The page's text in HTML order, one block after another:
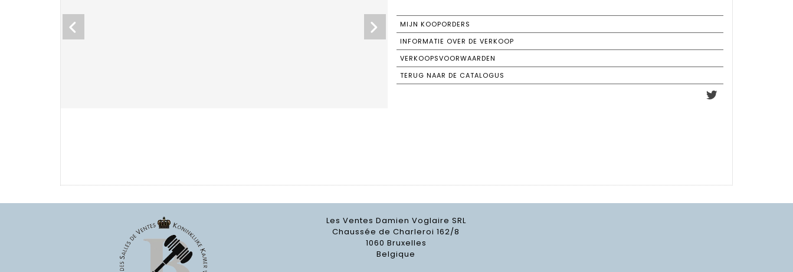
MIJN KOOPORDERS
INFORMATIE OVER DE VERKOOP
VERKOOPSVOORWAARDEN
TERUG NAAR DE CATALOGUS
Les Ventes Damien Voglaire SRL
Chaussée de Charleroi 162/8
1060 Bruxelles
Belgique